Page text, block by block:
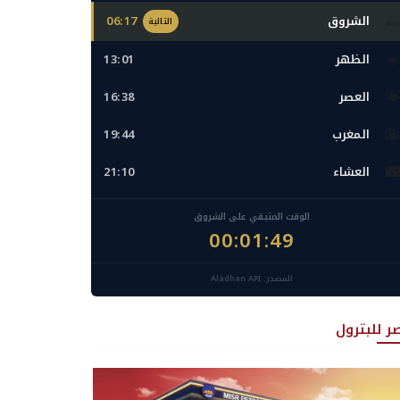
الشروق التالية 06:17
الظهر 13:01
العصر 16:38
المغرب 19:44
العشاء 21:10
الوقت المتبقي على الشروق
00:01:48
المصدر: Aladhan API
للبترول